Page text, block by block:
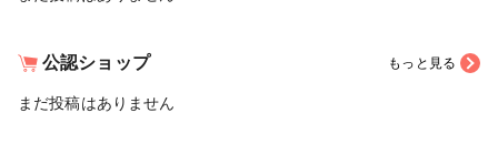
公認ショップ もっと見る
まだ投稿はありません